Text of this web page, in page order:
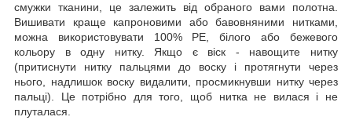
смужки тканини, це залежить від обраного вами полотна.
Вишивати краще капроновими або бавовняними нитками,
можна використовувати 100% РЕ, білого або бежевого
кольору в одну нитку. Якщо є віск - навощите нитку
(притиснути нитку пальцями до воску і протягнути через
нього, надлишок воску видалити, просмикнувши нитку через
пальці). Це потрібно для того, щоб нитка не вилася і не
плуталася.